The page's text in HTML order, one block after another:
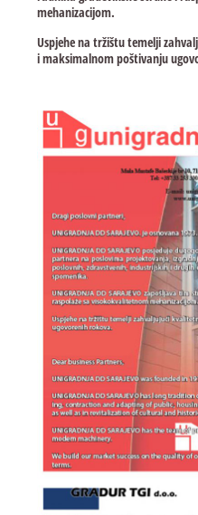
mehanizacijom.
Uspjehe na tržištu temelji
i maksimalnom poštivanju